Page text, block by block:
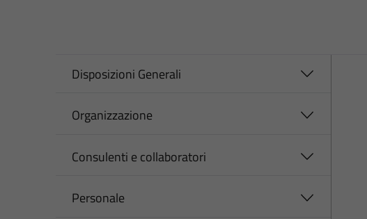
Disposizioni Generali
Organizzazione
Consulenti e collaboratori
Personale